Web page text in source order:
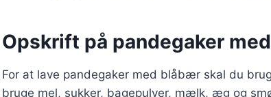
Opskrift på pandegaker
For at lave pandegaker med blåbær skal du
bruge mel, sukker, bagepulver, mælk, æg og